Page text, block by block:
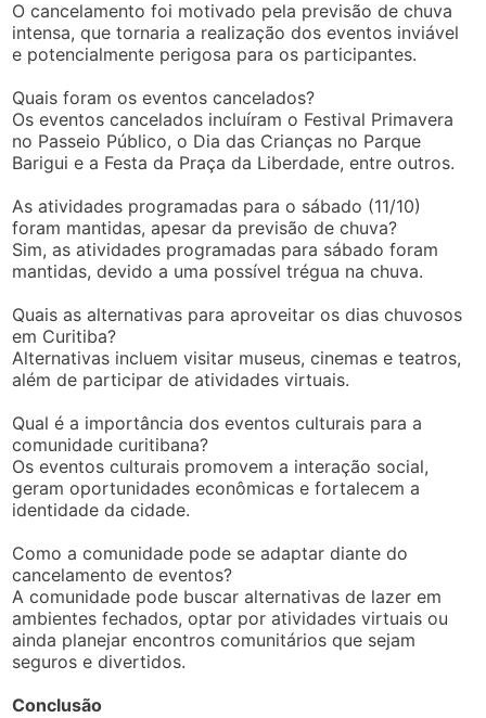
O cancelamento foi motivado pela previsão de chuva
intensa, que tornaria a realização dos eventos inviável
e potencialmente perigosa para os participantes.
Quais foram os eventos cancelados?
Os eventos cancelados incluíram o Festival Primavera
no Passeio Público, o Dia das Crianças no Parque
Barigui e a Festa da Praça da Liberdade, entre outros.
As atividades programadas para o sábado (11/10)
foram mantidas, apesar da previsão de chuva?
Sim, as atividades programadas para sábado foram
mantidas, devido a uma possível trégua na chuva.
Quais as alternativas para aproveitar os dias chuvosos
em Curitiba?
Alternativas incluem visitar museus, cinemas e teatros,
além de participar de atividades virtuais.
Qual é a importância dos eventos culturais para a
comunidade curitibana?
Os eventos culturais promovem a interação social,
geram oportunidades econômicas e fortalecem a
identidade da cidade.
Como a comunidade pode se adaptar diante do
cancelamento de eventos?
A comunidade pode buscar alternativas de lazer em
ambientes fechados, optar por atividades virtuais ou
ainda planejar encontros comunitários que sejam
seguros e divertidos.
Conclusão